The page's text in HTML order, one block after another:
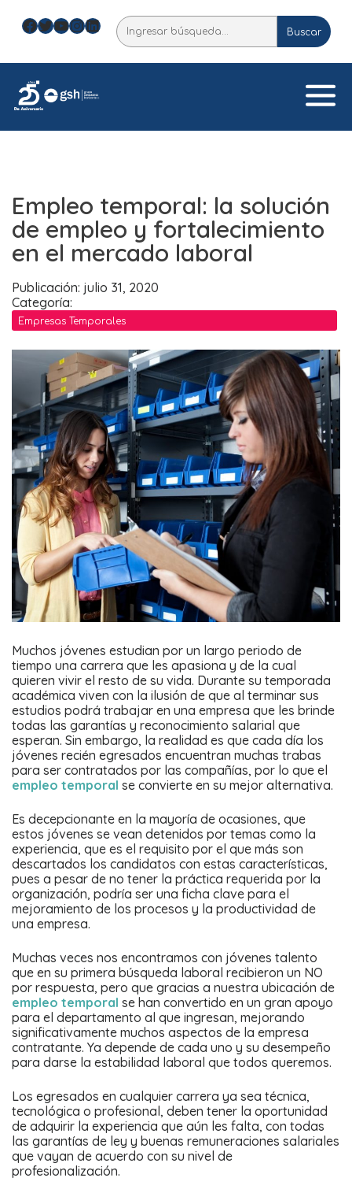
Facebook
Twitter
YouTube
Instagram
LinkedIn
Buscar
Buscar
Empleo temporal: la solución
de empleo y fortalecimiento
en el mercado laboral
Publicación: julio 31, 2020
Categoría:
Empresas Temporales
Muchos jóvenes estudian por un largo periodo de
tiempo una carrera que les apasiona y de la cual
quieren vivir el resto de su vida. Durante su temporada
académica viven con la ilusión de que al terminar sus
estudios podrá trabajar en una empresa que les brinde
todas las garantías y reconocimiento salarial que
esperan. Sin embargo, la realidad es que cada día los
jóvenes recién egresados encuentran muchas trabas
para ser contratados por las compañías, por lo que el
empleo temporal se convierte en su mejor alternativa.
Es decepcionante en la mayoría de ocasiones, que
estos jóvenes se vean detenidos por temas como la
experiencia, que es el requisito por el que más son
descartados los candidatos con estas características,
pues a pesar de no tener la práctica requerida por la
organización, podría ser una ficha clave para el
mejoramiento de los procesos y la productividad de
una empresa.
Muchas veces nos encontramos con jóvenes talento
que en su primera búsqueda laboral recibieron un NO
por respuesta, pero que gracias a nuestra ubicación de
empleo temporal se han convertido en un gran apoyo
para el departamento al que ingresan, mejorando
significativamente muchos aspectos de la empresa
contratante. Ya depende de cada uno y su desempeño
para darse la estabilidad laboral que todos queremos.
Los egresados en cualquier carrera ya sea técnica,
tecnológica o profesional, deben tener la oportunidad
de adquirir la experiencia que aún les falta, con todas
las garantías de ley y buenas remuneraciones salariales
que vayan de acuerdo con su nivel de
profesionalización.